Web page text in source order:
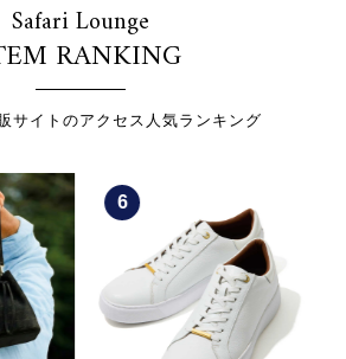
Safari Lounge
RANKING
サイトのアクセス人気ランキング
6